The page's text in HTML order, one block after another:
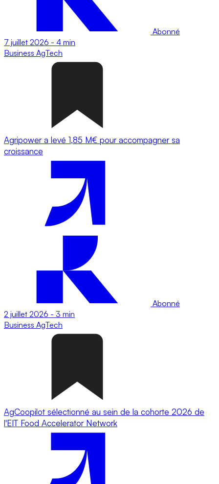
Abonné
7 juillet 2026 - 4 min
Business AgTech
Agripower a levé 1,85 M€ pour accompagner sa
croissance
Abonné
2 juillet 2026 - 3 min
Business AgTech
AgCoopilot sélectionné au sein de la cohorte 2026 de
l'EIT Food Accelerator Network